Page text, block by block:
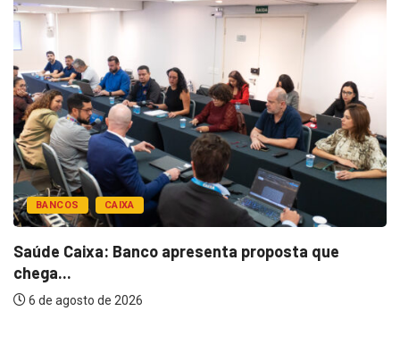
BANCOS CAIXA
Saúde Caixa: Banco apresenta proposta que
chega...
6 de agosto de 2026